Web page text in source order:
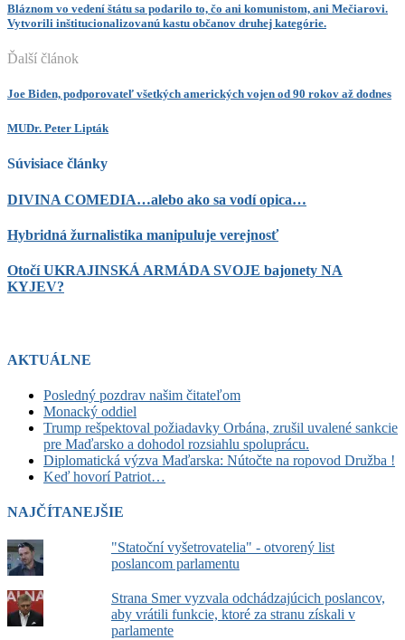
Bláznom vo vedení štátu sa podarilo to, čo ani komunistom, ani Mečiarovi.
Vytvorili inštitucionalizovanú kastu občanov druhej kategórie.
Ďalší článok
Joe Biden, podporovateľ všetkých amerických vojen od 90 rokov až dodnes
MUDr. Peter Lipták
Súvisiace články
DIVINA COMEDIA…alebo ako sa vodí opica…
Hybridná žurnalistika manipuluje verejnosť
Otočí UKRAJINSKÁ ARMÁDA SVOJE bajonety NA
KYJEV?
AKTUÁLNE
Posledný pozdrav našim čitateľom
Monacký oddiel
Trump rešpektoval požiadavky Orbána, zrušil uvalené sankcie
pre Maďarsko a dohodol rozsiahlu spoluprácu.
Diplomatická výzva Maďarska: Nútočte na ropovod Družba !
Keď hovorí Patriot…
NAJČÍTANEJŠIE
"Statoční vyšetrovatelia" - otvorený list
poslancom parlamentu
Strana Smer vyzvala odchádzajúcich poslancov,
aby vrátili funkcie, ktoré za stranu získali v
parlamente